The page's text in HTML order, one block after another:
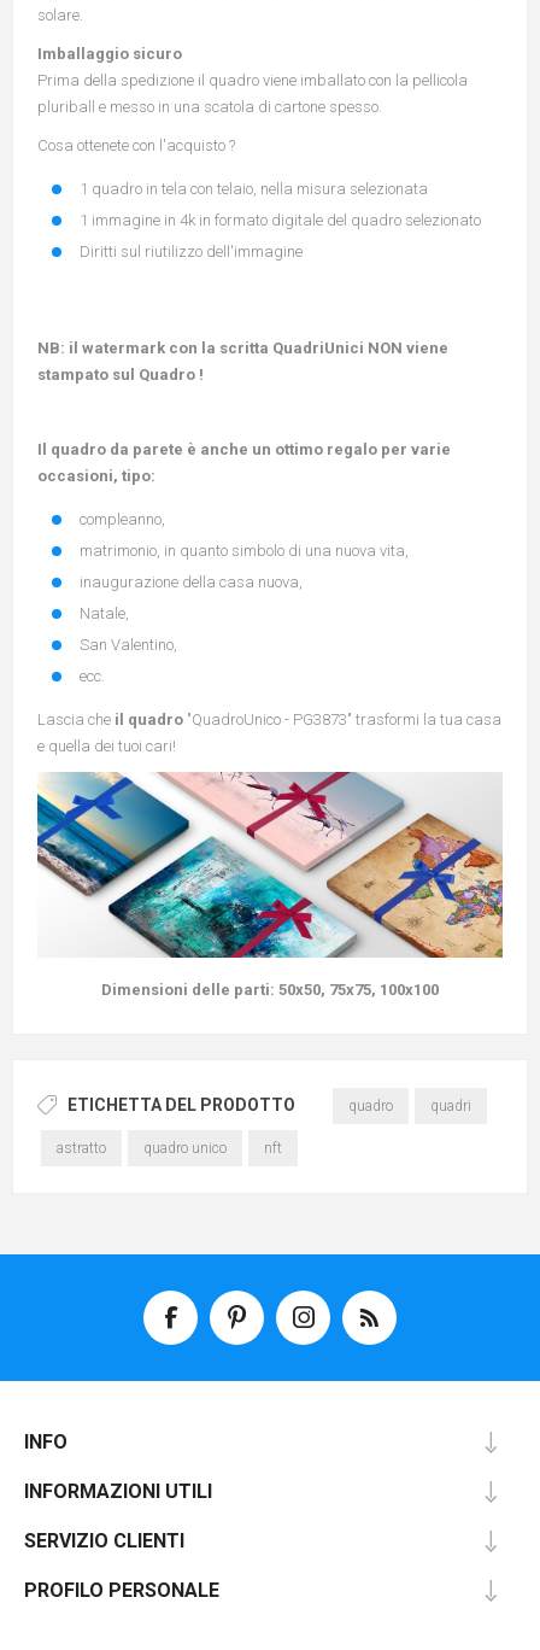
solare.
Imballaggio sicuro
Prima della spedizione il quadro viene imballato con la pellicola
pluriball e messo in una scatola di cartone spesso.
Cosa ottenete con l'acquisto ?
1 quadro in tela con telaio, nella misura selezionata
1 immagine in 4k in formato digitale del quadro selezionato
Diritti sul riutilizzo dell'immagine
NB: il watermark con la scritta QuadriUnici NON viene
stampato sul Quadro !
Il quadro da parete è anche un ottimo regalo per varie
occasioni, tipo:
compleanno,
matrimonio, in quanto simbolo di una nuova vita,
inaugurazione della casa nuova,
Natale,
San Valentino,
ecc.
Lascia che il quadro "QuadroUnico - PG3873" trasformi la tua casa
e quella dei tuoi cari!
Dimensioni delle parti: 50x50, 75x75, 100x100
ETICHETTA DEL PRODOTTO quadro quadri
astratto quadro unico nft
INFO
INFORMAZIONI UTILI
SERVIZIO CLIENTI
PROFILO PERSONALE